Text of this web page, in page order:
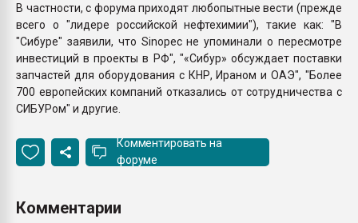
В частности, с форума приходят любопытные вести (прежде
всего о "лидере российской нефтехимии"), такие как: "В
"Сибуре" заявили, что Sinopec не упоминали о пересмотре
инвестиций в проекты в РФ", "«Сибур» обсуждает поставки
запчастей для оборудования с КНР, Ираном и ОАЭ", "Более
700 европейских компаний отказались от сотрудничества с
СИБУРом" и другие.
Комментировать на
форуме
Комментарии